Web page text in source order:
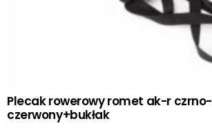
Plecak rowerowy romet ak-r czrno-
czerwony+bukłak